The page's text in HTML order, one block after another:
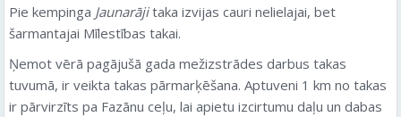
Pie kempinga Jaunarājitaka izvijas cauri nelielajai, bet
šarmantajai Mīlestības takai.
Ņemot vērā pagājušā gada mežizstrādes darbus takas
tuvumā, ir veikta takas pārmarķēšana. Aptuveni 1 km no takas
ir pārvirzīts pa Fazānu ceļu, lai apietu izcirtumu daļu un dabas